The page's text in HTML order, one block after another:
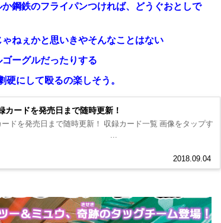
鋼鉄のフライパンつければ、どうぐおとしで
ねぇかと思いきやそんなことはない
ーグルだったりする
にして殴るの楽しそう。
カードを発売日まで随時更新！
2018.09.04
ドを発売日まで随時更新！ 収録カード一覧 画像をタップす
とができます。 ...